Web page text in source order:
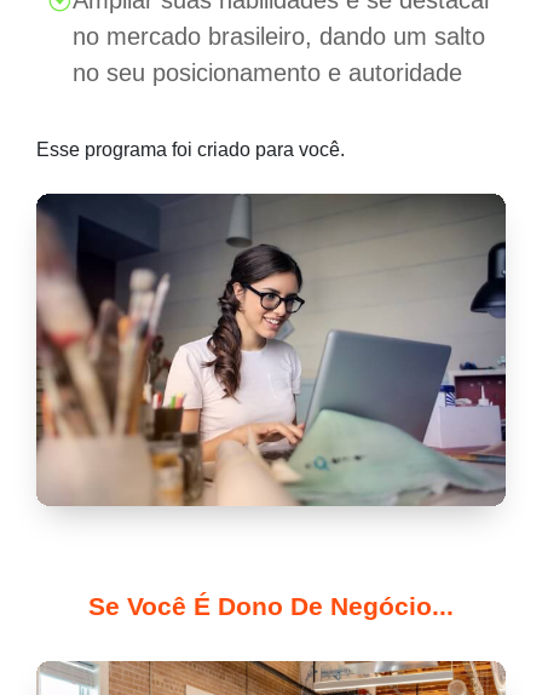
no mercado brasileiro, dando um salto
no seu posicionamento e autoridade
Esse programa foi criado para você.
Se Você É Dono De Negócio...